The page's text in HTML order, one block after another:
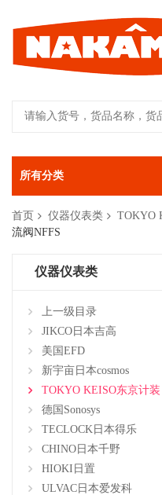
所有分类
首页 仪器仪表类 TOKYO
流阀NFFS
仪器仪表类
上一级目录
JIKCO日本吉高
美国EFD
新宇亩日本cosmos
TOKYO KEISO东京计装
德国Sonosys
TECLOCK日本得乐
CHINO日本千野
HIOKI日置
ULVAC日本爱发科